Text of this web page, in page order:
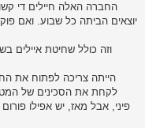
החברה האלה חיילים די
יוצאים הביתה כל שבוע. ואם
וזה כולל שחיטת איילים
פיני, אבל מאז, יש אפילו